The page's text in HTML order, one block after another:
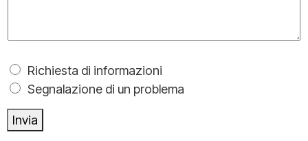
a
g
o
M
u
l
Richiesta di informazioni
Segnalazione di un problema
Invia